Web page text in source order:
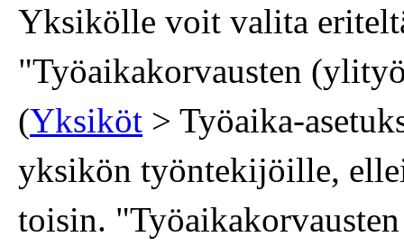
Yksikölle voit valita
"Työaikakorvausten
(Yksiköt > Työaika-
yksikön työntekijöille,
toisin.